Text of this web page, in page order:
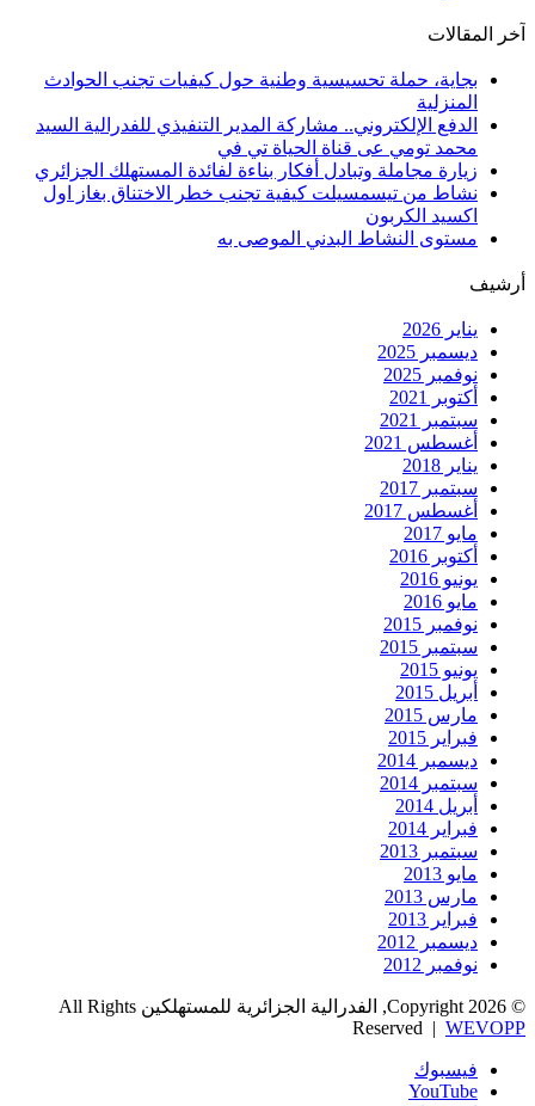
آخر المقالات
بجاية، حملة تحسيسية وطنية حول كيفيات تجنب الحوادث
المنزلية
الدفع الإلكتروني.. مشاركة المدير التنفيذي للفدرالية السيد
محمد تومي عى قناة الحياة تي في
زيارة مجاملة وتبادل أفكار بناءة لفائدة المستهلك الجزائري
نشاط من تيسمسيلت كيفية تجنب خطر الاختناق بغاز اول
اكسيد الكربون
مستوى النشاط البدني الموصى به
أرشيف
يناير 2026
ديسمبر 2025
نوفمبر 2025
أكتوبر 2021
سبتمبر 2021
أغسطس 2021
يناير 2018
سبتمبر 2017
أغسطس 2017
مايو 2017
أكتوبر 2016
يونيو 2016
مايو 2016
نوفمبر 2015
سبتمبر 2015
يونيو 2015
أبريل 2015
مارس 2015
فبراير 2015
ديسمبر 2014
سبتمبر 2014
أبريل 2014
فبراير 2014
سبتمبر 2013
مايو 2013
مارس 2013
فبراير 2013
ديسمبر 2012
نوفمبر 2012
© Copyright 2026, الفدرالية الجزائرية للمستهلكين All Rights
Reserved | WEVOPP
فيسبوك
‫YouTube